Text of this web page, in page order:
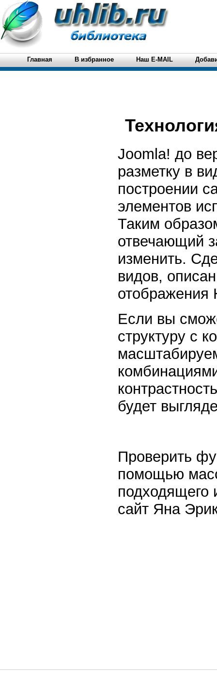
Главная В избранное Наш E-MAIL
Joomla! до
разметку в
построении
элементов
Таким
отвечающий
изменить.
видов,
отображения
Если вы
структуру с
будет
Проверить
помощью
подходящего
сайт Яна